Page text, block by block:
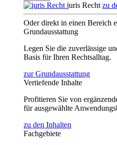
juris Recht zu
Oder direkt in einen Bereich
Grundausstattung
Legen Sie die zuverlässige
Basis für Ihren Rechtsalltag.
zur Grundausstattung
Vertiefende Inhalte
Profitieren Sie von
für ausgewählte
zu den Inhalten
Fachgebiete